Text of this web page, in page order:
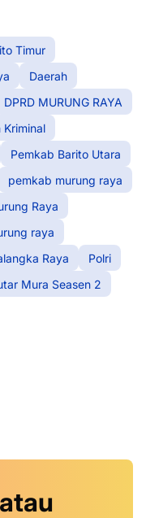
Timur
Daerah
DPRD MURUNG RAYA
Kriminal
Pemkab Barito Utara
pemkab murung raya
Raya
raya
Raya
Polri
Mura Seasen 2